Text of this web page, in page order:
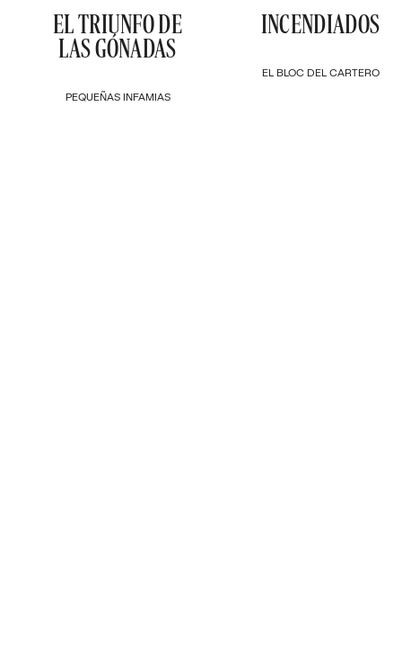
PEQUEÑAS INFAMIAS
EL TRIUNFO DE
LAS GÓNADAS
EL BLOC DEL CARTERO
INCENDIADOS